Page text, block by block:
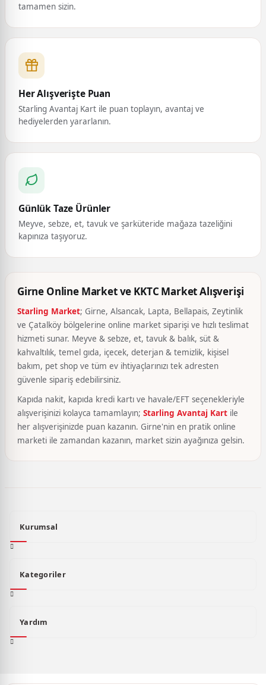
tamamen sizin.
Her Alışverişte Puan
Starling Avantaj Kart ile puan toplayın, avantaj ve
hediyelerden yararlanın.
Günlük Taze Ürünler
Meyve, sebze, et, tavuk ve şarküteride mağaza tazeliğini
kapınıza taşıyoruz.
Girne Online Market ve KKTC Market Alışverişi
Starling Market; Girne, Alsancak, Lapta, Bellapais, Zeytinlik
ve Çatalköy bölgelerine online market siparişi ve hızlı teslimat
hizmeti sunar. Meyve & sebze, et, tavuk & balık, süt &
kahvaltılık, temel gıda, içecek, deterjan & temizlik, kişisel
bakım, pet shop ve tüm ev ihtiyaçlarınızı tek adresten
güvenle sipariş edebilirsiniz.
Kapıda nakit, kapıda kredi kartı ve havale/EFT seçenekleriyle
alışverişinizi kolayca tamamlayın; Starling Avantaj Kart ile
her alışverişinizde puan kazanın. Girne'nin en pratik online
marketi ile zamandan kazanın, market sizin ayağınıza gelsin.
Kurumsal
Kategoriler
Yardım